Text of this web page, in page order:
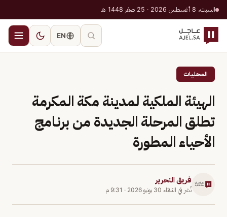
السبت، 8 أغسطس 2026 · 25 صفر 1448 هـ
EN
المحليات
الهيئة الملكية لمدينة مكة المكرمة
تطلق المرحلة الجديدة من برنامج
الأحياء المطورة
فريق التحرير
نُشر في الثلاثاء 30 يونيو 2026 · 9:31 م